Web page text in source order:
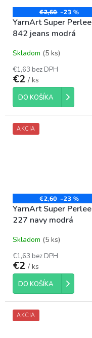
€2,60 –23 %
YarnArt Super Perlee
842 jeans modrá
Skladom (5 ks)
€1,63 bez DPH
€2 / ks
DO KOŠÍKA
AKCIA
€2,60 –23 %
YarnArt Super Perlee
227 navy modrá
Skladom (5 ks)
€1,63 bez DPH
€2 / ks
DO KOŠÍKA
AKCIA